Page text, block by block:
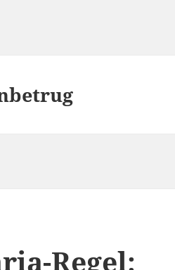
Regel: